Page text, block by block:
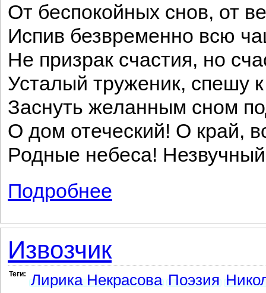
От беспокойных снов, от
Испив безвременно всю
Не призрак счастия, но
Усталый труженик, спешу
Заснуть желанным сном
О дом отеческий! О край,
Родные небеса!
Подробнее
Извозчик
Теги: Лирика Некрасова Поэзия